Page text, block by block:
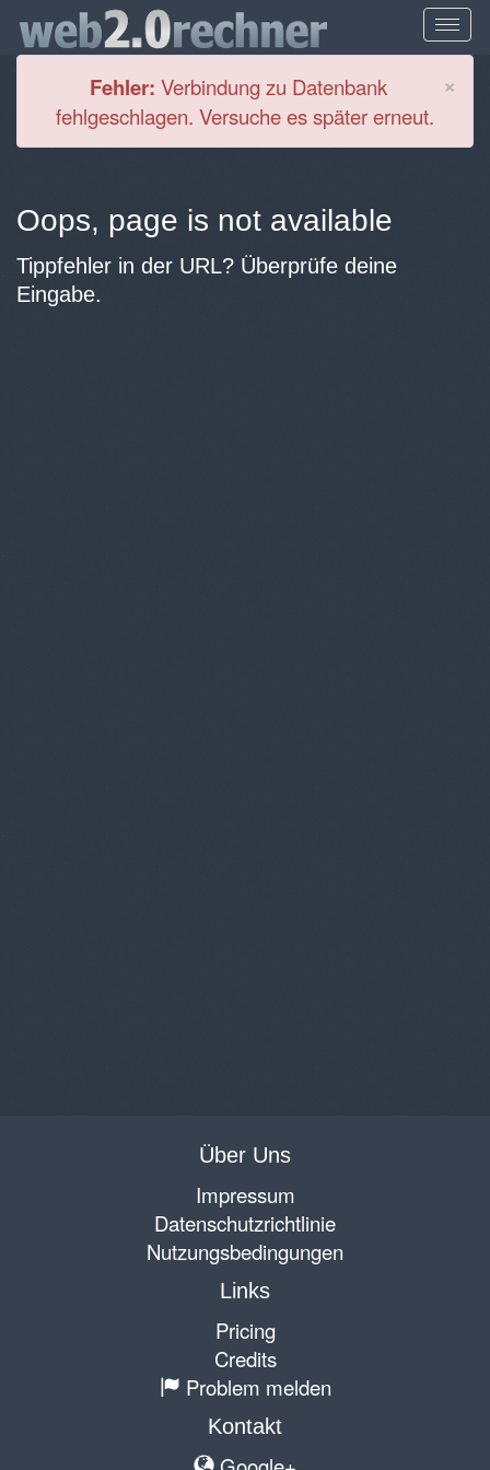
×
Fehler: Verbindung zu Datenbank
fehlgeschlagen. Versuche es später erneut.
Oops, page is not available
Tippfehler in der URL? Überprüfe deine
Eingabe.
Über Uns
Impressum
Datenschutzrichtlinie
Nutzungsbedingungen
Links
Pricing
Credits
Problem melden
Kontakt